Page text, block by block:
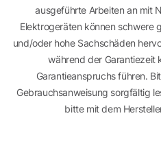
ausgeführte Arbeiten an mit
Elektrogeräten können schwere
und/oder hohe Sachschäden
während der Garantiezeit
Garantieanspruchs führen.
Gebrauchsanweisung sorgfältig
bitte mit dem